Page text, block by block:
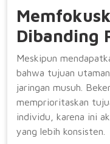
Dibanding
Meskipun
bahwa tujuan
jaringan musuh.
memprioritaskan
individu, karena ini
yang lebih konsisten.